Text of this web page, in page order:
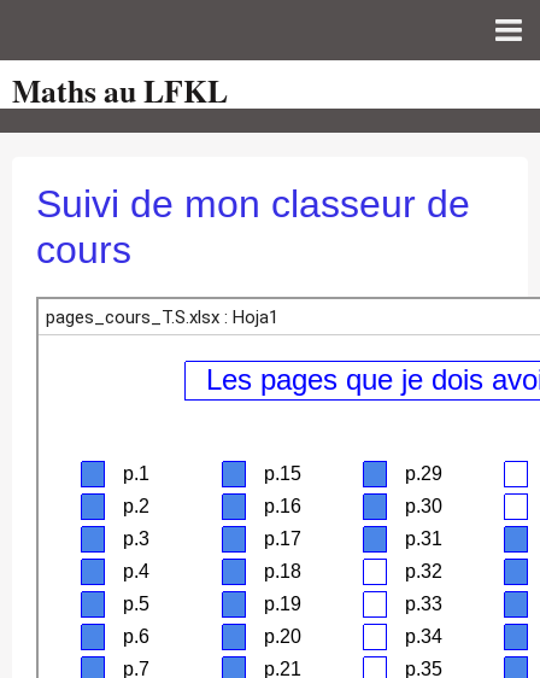
Page d'accueil
Pour les Profs
auto-évaluations
TICE
Sujets de bac
Programmes officiels
Maths au LFKL
Suivi de mon classeur de
cours